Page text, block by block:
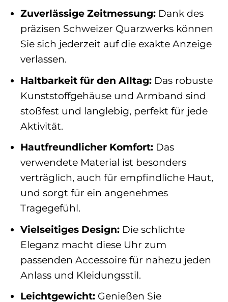
Zuverlässige Zeitmessung:Dank des
präzisen Schweizer Quarzwerks können
Sie sich jederzeit auf die exakte Anzeige
verlassen.
Haltbarkeit für den Alltag:Das robuste
Kunststoffgehäuse und Armband sind
stoßfest und langlebig, perfekt für jede
Aktivität.
Hautfreundlicher Komfort:Das
verwendete Material ist besonders
verträglich, auch für empfindliche Haut,
und sorgt für ein angenehmes
Tragegefühl.
Vielseitiges Design:Die schlichte
Eleganz macht diese Uhr zum
passenden Accessoire für nahezu jeden
Anlass und Kleidungsstil.
Leichtgewicht:Genießen Sie